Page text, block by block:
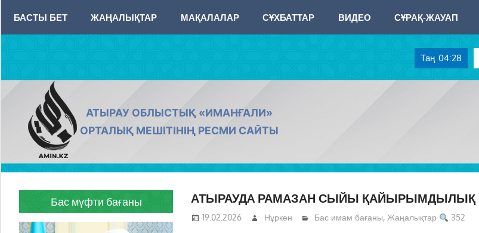
content
БАСТЫ БЕТ ЖАҢАЛЫҚТАР МАҚАЛАЛАР СҰХБАТТАР ВИДЕО СҰРАҚ-ЖАУАП
Таң 04:28
AMIN.KZ
АТЫРАУ ОБЛЫСТЫҚ «ИМАНҒАЛИ»
ОРТАЛЫҚ МЕШІТІНІҢ РЕСМИ САЙТЫ
АТЫРАУДA РАМАЗАН СЫЙЫ ҚАЙЫРЫМДЫЛЫҚ
19.02.2026 Нұркен Бас имам бағаны, Жаңалықтар 352
Бас мүфти бағаны